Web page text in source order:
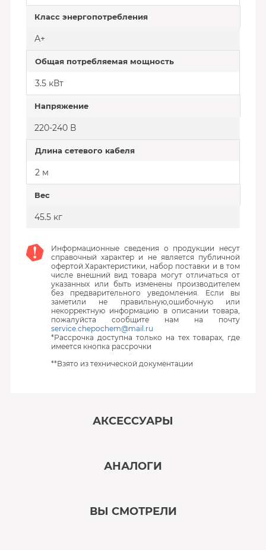
Класс энергопотребления
А+
Общая потребляемая мощность
3.5 кВт
Напряжение
220-240 В
Длина сетевого кабеля
2 м
Вес
45.5 кг
Информационные сведения о продукции несут
справочный характер и не является публичной
офертой.Характеристики, набор поставки и в том
числе внешний вид товара могут отличаться от
указанных или быть изменены производителем
без предварительного уведомления. Если вы
заметили не правильную,ошибочную или
некорректную информацию в описании товара,
пожалуйста сообщите нам на почту
service.chepochem@mail.ru
*Рассрочка доступна только на тех товарах, где
имеется кнопка рассрочки
**Взято из технической документации
АКСЕССУАРЫ
АНАЛОГИ
ВЫ СМОТРЕЛИ